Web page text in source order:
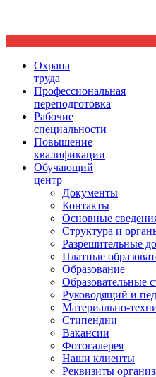
Ориентир охраны труда
Охрана
труда
Профессиональная
переподготовка
Рабочие
специальности
Повышение
квалификации
Обучающий
центр
Документы
Контакты
Основные
Структура и
Разрешительные
Платные
Образование
Образовательные
Руководящий и
Материально-
Стипендии
Вакансии
Фотогалерея
Наши клиенты
Реквизиты